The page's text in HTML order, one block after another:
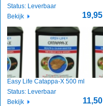
19,95
Status: Leverbaar
Bekijk
Easy Life Catappa-X 500 ml
11,50
Status: Leverbaar
Bekijk